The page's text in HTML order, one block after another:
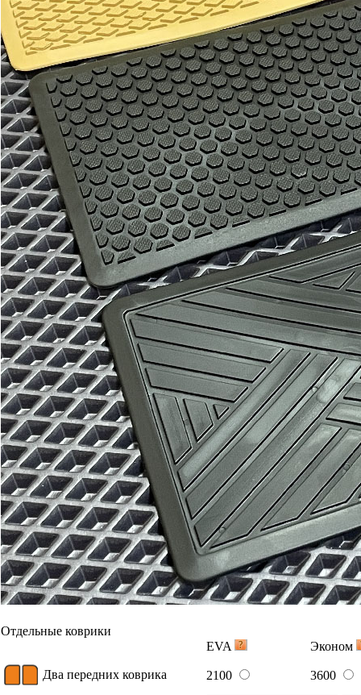
Отдельные коврики
EVA
Эконом
Два передних коврика 2100 3600